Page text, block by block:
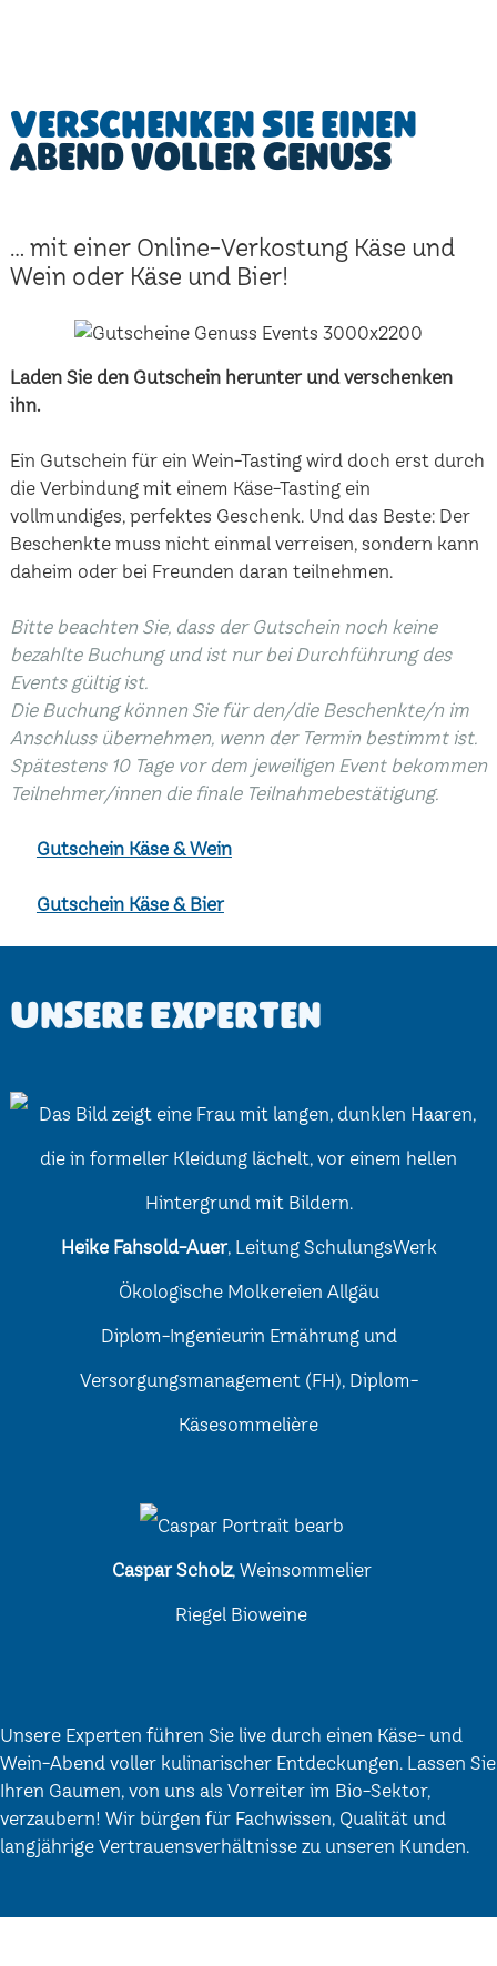
Verschenken Sie einen
Abend voller Genuss
... mit einer Online-Verkostung Käse und
Wein oder Käse und Bier!
Laden Sie den Gutschein herunter und verschenken
ihn.
Ein Gutschein für ein Wein-Tasting wird doch erst durch
die Verbindung mit einem Käse-Tasting ein
vollmundiges, perfektes Geschenk. Und das Beste: Der
Beschenkte muss nicht einmal verreisen, sondern kann
daheim oder bei Freunden daran teilnehmen.
Bitte beachten Sie, dass der Gutschein noch keine
bezahlte Buchung und ist nur bei Durchführung des
Events gültig ist.
Die Buchung können Sie für den/die Beschenkte/n im
Anschluss übernehmen, wenn der Termin bestimmt ist.
Spätestens 10 Tage vor dem jeweiligen Event bekommen
Teilnehmer/innen die finale Teilnahmebestätigung.
Gutschein Käse & Wein
Gutschein Käse & Bier
Unsere Experten
Heike Fahsold-Auer, Leitung SchulungsWerk
Ökologische Molkereien Allgäu
Diplom-Ingenieurin Ernährung und
Versorgungsmanagement (FH), Diplom-
Käsesommelière
Caspar Scholz, Weinsommelier
Riegel Bioweine
Unsere Experten führen Sie live durch einen Käse- und
Wein-Abend voller kulinarischer Entdeckungen. Lassen Sie
Ihren Gaumen, von uns als Vorreiter im Bio-Sektor,
verzaubern! Wir bürgen für Fachwissen, Qualität und
langjährige Vertrauensverhältnisse zu unseren Kunden.